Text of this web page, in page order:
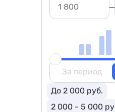
За период
До 2 000 руб.
2 000 - 5 000